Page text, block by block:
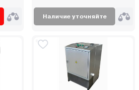
Наличие уточняйте